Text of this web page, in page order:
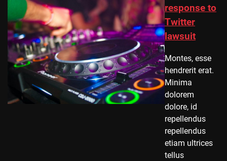
response to
Twitter
lawsuit
Montes, esse
hendrerit erat.
Minima
dolorem
dolore, id
repellendus
repellendus
etiam ultrices
tellus